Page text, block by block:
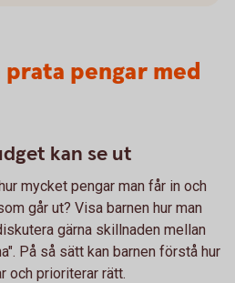
prata pengar med
kan se ut
mycket pengar man får in och
går ut? Visa barnen hur man
gärna skillnaden mellan
På så sätt kan barnen förstå hur
och prioriterar rätt.